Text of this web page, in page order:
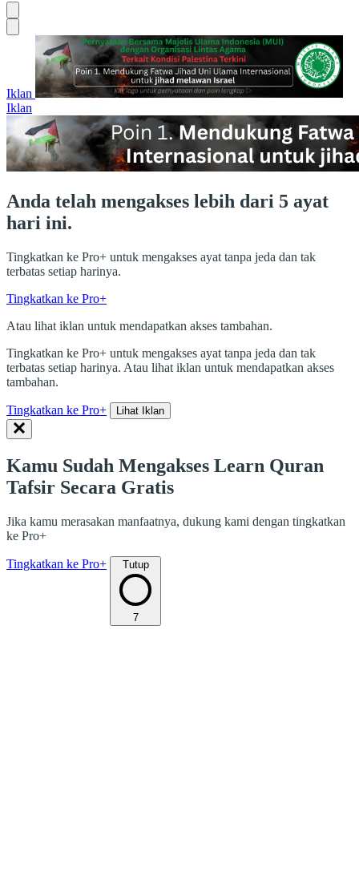
Iklan
Iklan
Anda telah mengakses lebih dari 5 ayat
hari ini.
Tingkatkan ke Pro+ untuk mengakses ayat tanpa jeda dan tak
terbatas setiap harinya.
Tingkatkan ke Pro+
Atau lihat iklan untuk mendapatkan akses tambahan.
Tingkatkan ke Pro+ untuk mengakses ayat tanpa jeda dan tak
terbatas setiap harinya. Atau lihat iklan untuk mendapatkan akses
tambahan.
Tingkatkan ke Pro+ Lihat Iklan
Kamu Sudah Mengakses Learn Quran
Tafsir Secara Gratis
Jika kamu merasakan manfaatnya, dukung kami dengan tingkatkan
ke Pro+
Tingkatkan ke Pro+ Tutup
7